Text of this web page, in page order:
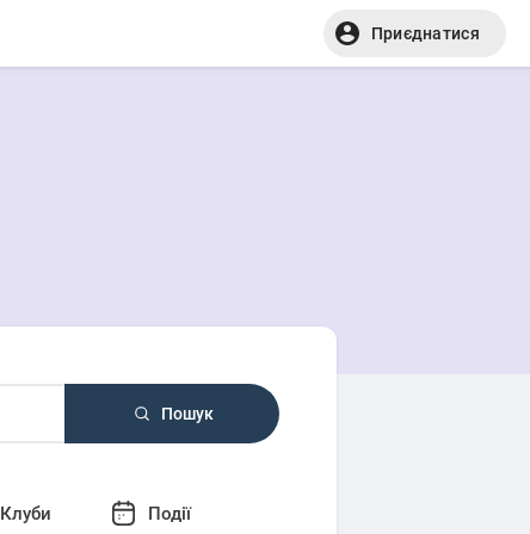
Приєднатися
Пошук
Клуби Події